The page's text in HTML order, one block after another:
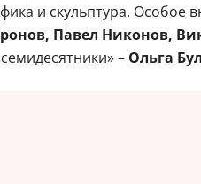
и скульптура.
Павел Никонов,
– Ольга